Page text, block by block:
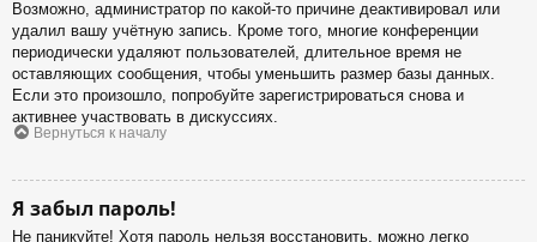
Возможно, администратор по какой-то причине деактивировал или
удалил вашу учётную запись. Кроме того, многие конференции
периодически удаляют пользователей, длительное время не
оставляющих сообщения, чтобы уменьшить размер базы данных.
Если это произошло, попробуйте зарегистрироваться снова и
активнее участвовать в дискуссиях.
Вернуться к началу
Я забыл пароль!
Не паникуйте! Хотя пароль нельзя восстановить, можно легко